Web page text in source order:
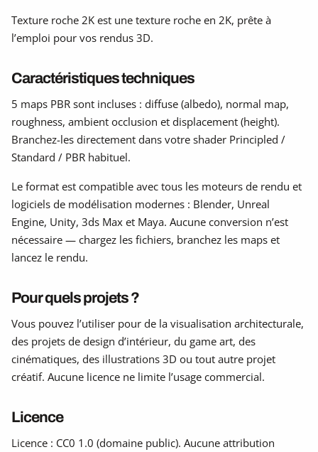
Texture roche 2K est une texture roche en 2K, prête à
l’emploi pour vos rendus 3D.
Caractéristiques techniques
5 maps PBR sont incluses : diffuse (albedo), normal map,
roughness, ambient occlusion et displacement (height).
Branchez-les directement dans votre shader Principled /
Standard / PBR habituel.
Le format est compatible avec tous les moteurs de rendu et
logiciels de modélisation modernes : Blender, Unreal
Engine, Unity, 3ds Max et Maya. Aucune conversion n’est
nécessaire — chargez les fichiers, branchez les maps et
lancez le rendu.
Pour quels projets ?
Vous pouvez l’utiliser pour de la visualisation architecturale,
des projets de design d’intérieur, du game art, des
cinématiques, des illustrations 3D ou tout autre projet
créatif. Aucune licence ne limite l’usage commercial.
Licence
Licence : CC0 1.0 (domaine public). Aucune attribution